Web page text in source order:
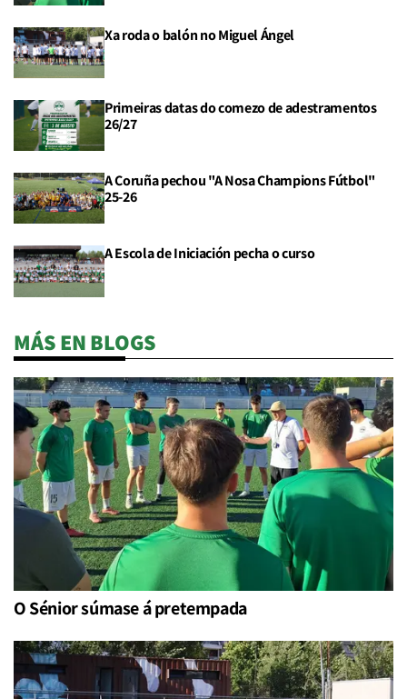
Xa roda o balón no Miguel Ángel
Primeiras datas do comezo de adestramentos
26/27
A Coruña pechou "A Nosa Champions Fútbol"
25-26
A Escola de Iniciación pecha o curso
MÁS EN BLOGS
O Sénior súmase á pretempada